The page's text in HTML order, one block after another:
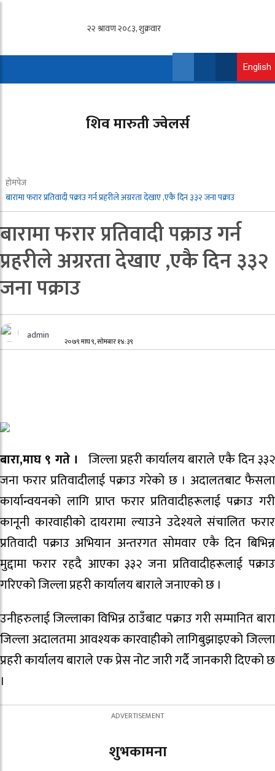
English
शिव मारुती ज्वेलर्स
होमपेज
बारामा फरार प्रतिवादी पक्राउ गर्न प्रहरीले अग्ररता देखाए ,एकै दिन ३३२ जना पक्राउ
बारामा फरार प्रतिवादी पक्राउ गर्न
प्रहरीले अग्ररता देखाए ,एकै दिन ३३२
जना पक्राउ
admin २०७९ माघ ९, सोमबार १४:३९
बारा,माघ ९ गते । जिल्ला प्रहरी कार्यालय बाराले एकै दिन ३३२
जना फरार प्रतिवादीलाई पक्राउ गरेको छ । अदालतबाट फैसला
कार्यान्वयनको लागि प्राप्त फरार प्रतिवादीहरूलाई पक्राउ गरी
कानूनी कारवाहीको दायरामा ल्याउने उदेश्यले संचालित फरार
प्रतिवादी पक्राउ अभियान अन्तरगत सोमवार एकै दिन बिभिन्न
मुद्दामा फरार रहदै आएका ३३२ जना प्रतिवादीहरूलाई पक्राउ
गरिएको जिल्ला प्रहरी कार्यालय बाराले जनाएको छ ।
उनीहरुलाई जिल्लाका विभिन्न ठाउँबाट पक्राउ गरी सम्मानित बारा
जिल्ला अदालतमा आवश्यक कारवाहीको लागिबुझाइएको जिल्ला
प्रहरी कार्यालय बाराले एक प्रेस नोट जारी गर्दै जानकारी दिएको छ
।
शुभकामना